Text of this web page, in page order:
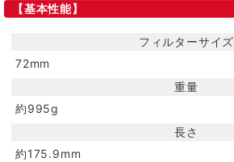
【基本性能】
フィルターサイズ
72mm
重量
約995g
長さ
約175.9mm